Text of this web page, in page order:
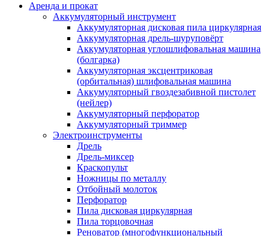
Аренда и прокат
Аккумуляторный инструмент
Аккумуляторная дисковая пила циркулярная
Аккумуляторная дрель-шуруповёрт
Аккумуляторная углошлифовальная машина
(болгарка)
Аккумуляторная эксцентриковая
(орбитальная) шлифовальная машина
Аккумуляторный гвоздезабивной пистолет
(нейлер)
Аккумуляторный перфоратор
Аккумуляторный триммер
Электроинструменты
Дрель
Дрель-миксер
Краскопульт
Ножницы по металлу
Отбойный молоток
Перфоратор
Пила дисковая циркулярная
Пила торцовочная
Реноватор (многофункциональный